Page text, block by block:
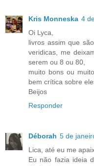
Kris Monneska 4
Oi Lyca,
livros assim que
veridicas, me
serem ou 8 ou 80,
muito bons ou
bem crítica sobre
Beijos
Responder
Déborah 5 de
Lica, até eu me
Eu não fazia ideia